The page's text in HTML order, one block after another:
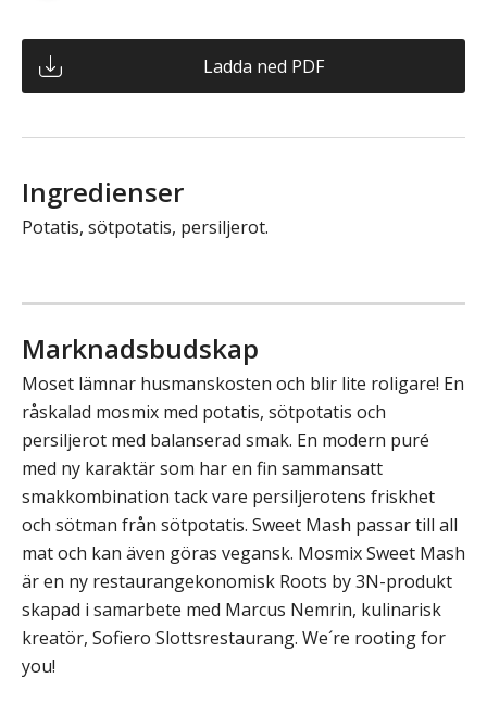
Ladda ned PDF
Ingredienser
Potatis, sötpotatis, persiljerot.
Marknadsbudskap
Moset lämnar husmanskosten och blir lite roligare! En
råskalad mosmix med potatis, sötpotatis och
persiljerot med balanserad smak. En modern puré
med ny karaktär som har en fin sammansatt
smakkombination tack vare persiljerotens friskhet
och sötman från sötpotatis. Sweet Mash passar till all
mat och kan även göras vegansk. Mosmix Sweet Mash
är en ny restaurangekonomisk Roots by 3N-produkt
skapad i samarbete med Marcus Nemrin, kulinarisk
kreatör, Sofiero Slottsrestaurang. We´re rooting for
you!